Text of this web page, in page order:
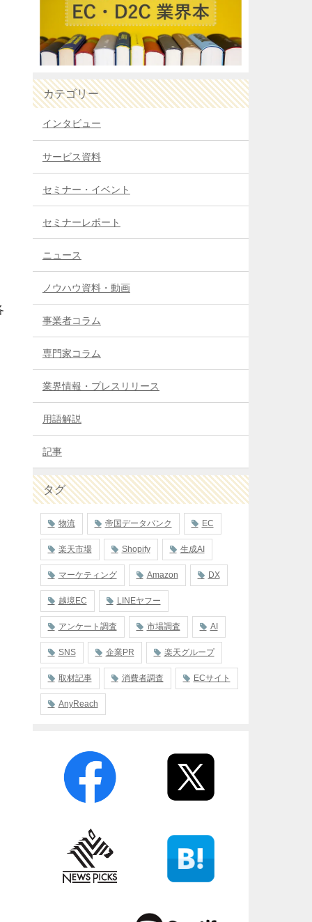
カテゴリー
インタビュー
サービス資料
セミナー・イベント
セミナーレポート
ニュース
ノウハウ資料・動画
事業者コラム
専門家コラム
業界情報・プレスリリース
用語解説
記事
タグ
物流 帝国データバンク EC
楽天市場 Shopify 生成AI
マーケティング Amazon DX
越境EC LINEヤフー
アンケート調査 市場調査 AI
SNS 企業PR 楽天グループ
取材記事 消費者調査 ECサイト
AnyReach